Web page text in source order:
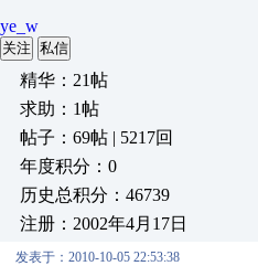
ye_w
关注 私信
精华：21帖
求助：1帖
帖子：69帖 | 5217回
年度积分：0
历史总积分：46739
注册：2002年4月17日
发表于：2010-10-05 22:53:38